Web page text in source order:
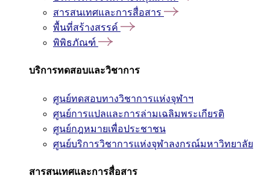
สารสนเทศและการสื่อสาร
พื้นที่สร้างสรรค์
พิพิธภัณฑ์
บริการทดสอบและวิชาการ
ศูนย์ทดสอบทางวิชาการแห่งจุฬาฯ
ศูนย์การแปลและการล่ามเฉลิมพระเกียรติ
ศูนย์กฎหมายเพื่อประชาชน
ศูนย์บริการวิชาการแห่งจุฬาลงกรณ์มหาวิทยาลัย
สารสนเทศและการสื่อสาร